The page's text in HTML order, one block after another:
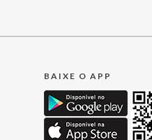
BAIXE O APP